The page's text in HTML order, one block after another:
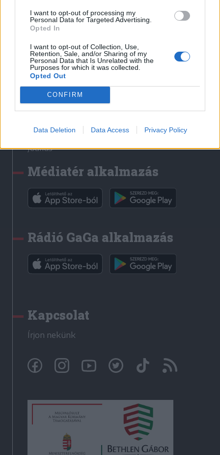
I want to opt-out of processing my
Personal Data for Targeted Advertising.
Opted In
I want to opt-out of Collection, Use,
Retention, Sale, and/or Sharing of my
Personal Data that Is Unrelated with the
Purposes for which it was collected.
Opted Out
CONFIRM
Data Deletion Data Access Privacy Policy
Médiatér
Liget
Krónika
Bihari Napló
Erdélyi Napló
Főtér
Rádió GaGa
Jóállás
Médiatér alkalmazás
Rádió GaGa alkalmazás
Kapcsolat
Írjon nekünk